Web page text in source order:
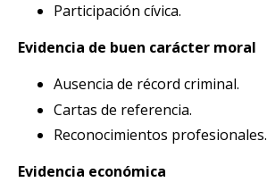
Participación cívica.
Evidencia de buen carácter moral
Ausencia de récord criminal.
Cartas de referencia.
Reconocimientos profesionales.
Evidencia económica